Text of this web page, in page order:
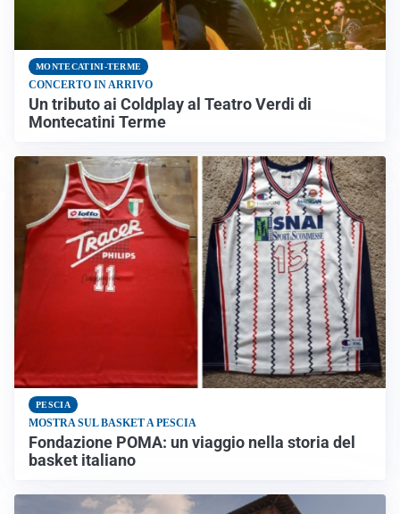
MONTECATINI-TERME
CONCERTO IN ARRIVO
Un tributo ai Coldplay al Teatro Verdi di
Montecatini Terme
PESCIA
MOSTRA SUL BASKET A PESCIA
Fondazione POMA: un viaggio nella storia del
basket italiano